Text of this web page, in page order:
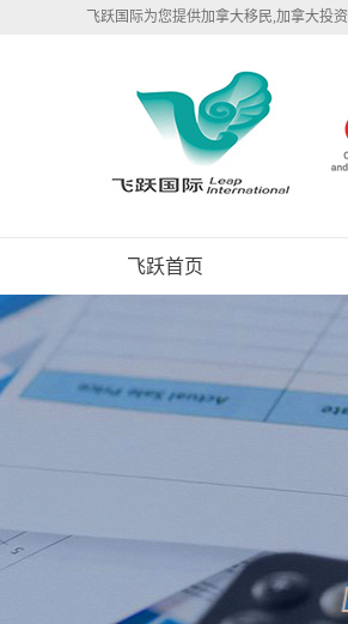
飞跃国际为您提供加拿大移民,加拿大投
飞跃首页